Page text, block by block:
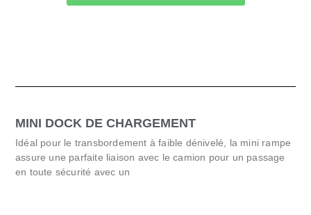
MINI DOCK DE CHARGEMENT
Idéal pour le transbordement à faible dénivelé, la mini rampe
assure une parfaite liaison avec le camion pour un passage
en toute sécurité avec un